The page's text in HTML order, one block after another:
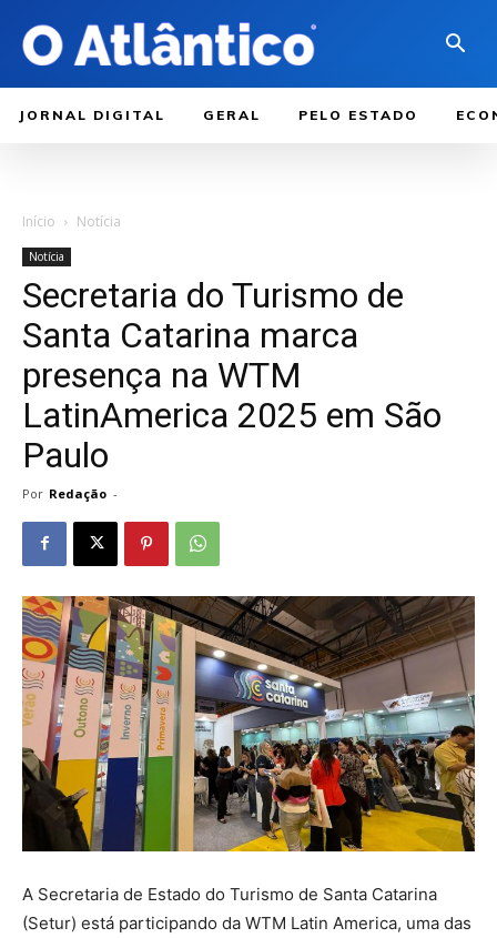
JORNAL DIGITAL GERAL PELO ESTADO
Início Notícia
Notícia
Secretaria do Turismo de
Santa Catarina marca
presença na WTM
LatinAmerica 2025 em São
Paulo
Por Redação -
A Secretaria de Estado do Turismo de Santa Catarina
(Setur) está participando da WTM Latin America, uma das